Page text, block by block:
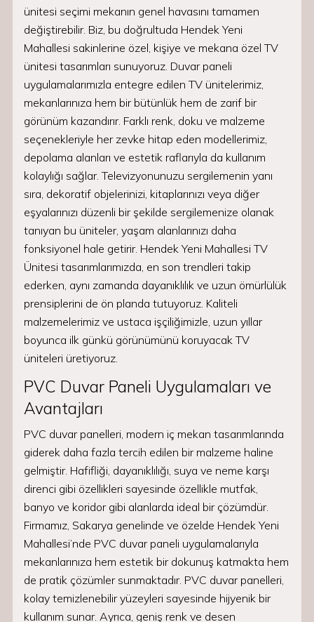
ünitesi seçimi mekanın genel havasını tamamen
değiştirebilir. Biz, bu doğrultuda Hendek Yeni
Mahallesi sakinlerine özel, kişiye ve mekana özel TV
ünitesi tasarımları sunuyoruz. Duvar paneli
uygulamalarımızla entegre edilen TV ünitelerimiz,
mekanlarınıza hem bir bütünlük hem de zarif bir
görünüm kazandırır. Farklı renk, doku ve malzeme
seçenekleriyle her zevke hitap eden modellerimiz,
depolama alanları ve estetik raflarıyla da kullanım
kolaylığı sağlar. Televizyonunuzu sergilemenin yanı
sıra, dekoratif objelerinizi, kitaplarınızı veya diğer
eşyalarınızı düzenli bir şekilde sergilemenize olanak
tanıyan bu üniteler, yaşam alanlarınızı daha
fonksiyonel hale getirir. Hendek Yeni Mahallesi TV
Ünitesi tasarımlarımızda, en son trendleri takip
ederken, aynı zamanda dayanıklılık ve uzun ömürlülük
prensiplerini de ön planda tutuyoruz. Kaliteli
malzemelerimiz ve ustaca işçiliğimizle, uzun yıllar
boyunca ilk günkü görünümünü koruyacak TV
üniteleri üretiyoruz.
PVC Duvar Paneli Uygulamaları ve
Avantajları
PVC duvar panelleri, modern iç mekan tasarımlarında
giderek daha fazla tercih edilen bir malzeme haline
gelmiştir. Hafifliği, dayanıklılığı, suya ve neme karşı
direnci gibi özellikleri sayesinde özellikle mutfak,
banyo ve koridor gibi alanlarda ideal bir çözümdür.
Firmamız, Sakarya genelinde ve özelde Hendek Yeni
Mahallesi’nde PVC duvar paneli uygulamalarıyla
mekanlarınıza hem estetik bir dokunuş katmakta hem
de pratik çözümler sunmaktadır. PVC duvar panelleri,
kolay temizlenebilir yüzeyleri sayesinde hijyenik bir
kullanım sunar. Ayrıca, geniş renk ve desen